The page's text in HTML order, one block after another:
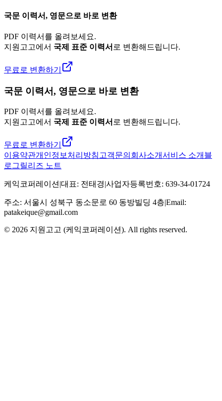
국문 이력서, 영문으로 바로 변환
PDF 이력서를 올려보세요.
지원고고에서 국제 표준 이력서 로 변환해드립니다.
무료로 변환하기
국문 이력서, 영문으로 바로 변환
PDF 이력서를 올려보세요.
지원고고에서 국제 표준 이력서 로 변환해드립니다.
무료로 변환하기
이용약관개인정보처리방침고객문의 회사소개서비스 소개 블
로그릴리즈 노트
케익코퍼레이션|대표: 전태경|사업자등록번호: 639-34-01724
주소: 서울시 성북구 동소문로 60 동방빌딩 4층|Email:
patakeique@gmail.com
© 2026 지원고고 (케익코퍼레이션). All rights reserved.